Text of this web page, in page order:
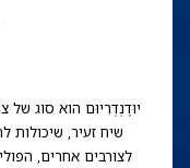
יוּדֶנְדְרִיוּם הוא סוג של
שיח זעיר, שיכולות
לצורבים אחרים,